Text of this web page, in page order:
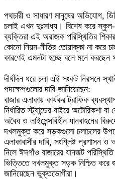
পথচারী ও সাধারণ মানুষের অভিযোগ,
চলাই এখন দুঃসাধ্য। বিশেষ করে স্কুল-
ব্যক্তিরা এই অরাজক পরিস্থিতির
কোনো নিয়ম-নীতির তোয়াক্কা না করে
কারণেই এমনটা হচ্ছে বলে মনে
দীর্ঘদিন ধরে চলা এই সংকট নিরসনে
পদক্ষেপগুলোর দাবি জানিয়েছেন:
​বাজার এলাকায় কার্যকর ট্রাফিক
​নির্ধারিত স্ট্যান্ডের বাইরে অটোরিকশা বা
​অবৈধ ও লাইসেন্সবিহীন যানবাহনের
​দখলমুক্ত করে সড়কগুলো চলাচলের
​এলাকাবাসীর দাবি, সংশ্লিষ্ট প্রশাসন
নিলে ঈদগাঁও বাজারের যানজট
ভিত্তিতে দখলমুক্ত সড়ক নিশ্চিত করে
জানিয়েছেন ভুক্তভোগীরা।